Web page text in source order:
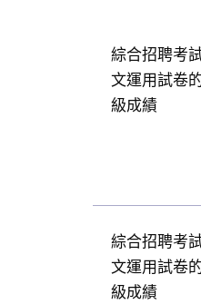
綜合招聘考
文運用試卷
級成績
綜合招聘考
文運用試卷
級成績